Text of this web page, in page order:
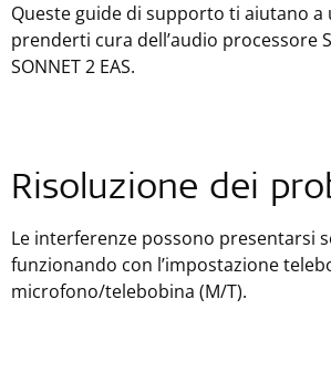
Queste guide di supporto ti aiutano a
prenderti cura dell’audio processore
SONNET 2 EAS.
Risoluzione dei
Le interferenze possono presentarsi
funzionando con l’impostazione
microfono/telebobina (M/T).